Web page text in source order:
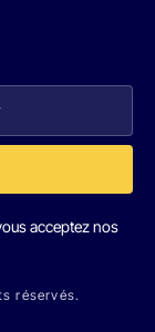
acceptez nos
réservés.